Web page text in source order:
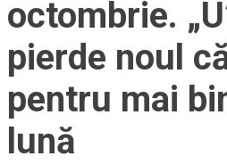
octombrie.
pierde noul
pentru mai
lună